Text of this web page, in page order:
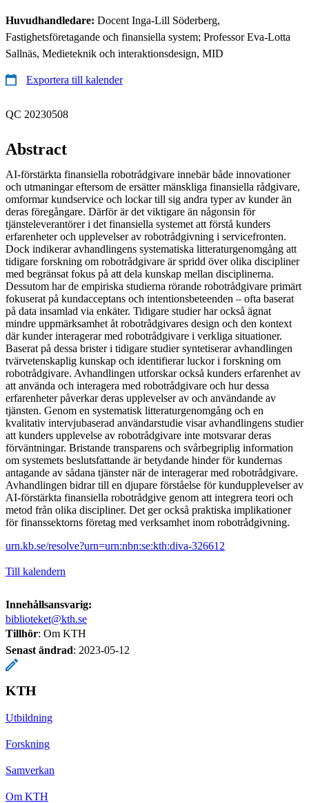
Huvudhandledare: Docent Inga-Lill Söderberg,
Fastighetsföretagande och finansiella system; Professor Eva-Lotta
Sallnäs, Medieteknik och interaktionsdesign, MID
Exportera till kalender
QC 20230508
Abstract
AI-förstärkta finansiella robotrådgivare innebär både innovationer
och utmaningar eftersom de ersätter mänskliga finansiella rådgivare,
omformar kundservice och lockar till sig andra typer av kunder än
deras föregångare. Därför är det viktigare än någonsin för
tjänsteleverantörer i det finansiella systemet att förstå kunders
erfarenheter och upplevelser av robotrådgivning i servicefronten.
Dock indikerar avhandlingens systematiska litteraturgenomgång att
tidigare forskning om robotrådgivare är spridd över olika discipliner
med begränsat fokus på att dela kunskap mellan disciplinerna.
Dessutom har de empiriska studierna rörande robotrådgivare primärt
fokuserat på kundacceptans och intentionsbeteenden – ofta baserat
på data insamlad via enkäter. Tidigare studier har också ägnat
mindre uppmärksamhet åt robotrådgivares design och den kontext
där kunder interagerar med robotrådgivare i verkliga situationer.
Baserat på dessa brister i tidigare studier syntetiserar avhandlingen
tvärvetenskaplig kunskap och identifierar luckor i forskning om
robotrådgivare. Avhandlingen utforskar också kunders erfarenhet av
att använda och interagera med robotrådgivare och hur dessa
erfarenheter påverkar deras upplevelser av och användande av
tjänsten. Genom en systematisk litteraturgenomgång och en
kvalitativ intervjubaserad användarstudie visar avhandlingens studier
att kunders upplevelse av robotrådgivare inte motsvarar deras
förväntningar. Bristande transparens och svårbegriplig information
om systemets beslutsfattande är betydande hinder för kundernas
antagande av sådana tjänster när de interagerar med robotrådgivare.
Avhandlingen bidrar till en djupare förståelse för kundupplevelser av
AI-förstärkta finansiella robotrådgive genom att integrera teori och
metod från olika discipliner. Det ger också praktiska implikationer
för finanssektorns företag med verksamhet inom robotrådgivning.
urn.kb.se/resolve?urn=urn:nbn:se:kth:diva-326612
Till kalendern
Innehållsansvarig:
biblioteket@kth.se
Tillhör: Om KTH
Senast ändrad: 2023-05-12
KTH
Utbildning
Forskning
Samverkan
Om KTH